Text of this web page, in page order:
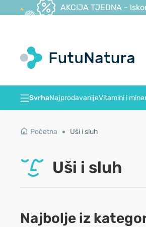
AKCIJA TJEDNA -
SvrhaNajprodavanijeVitamini i
Početna Uši i sluh
Uši i sluh
Najbolje iz